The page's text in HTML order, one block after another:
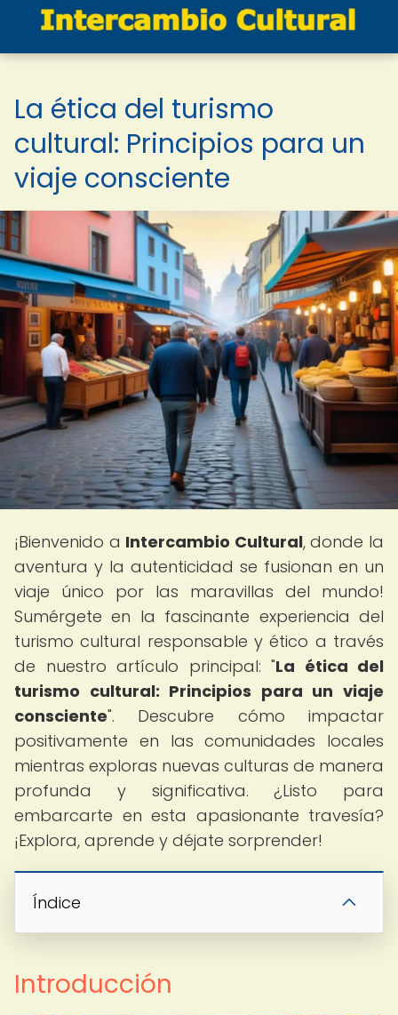
La ética del turismo
cultural: Principios para un
viaje consciente
¡Bienvenido a Intercambio Cultural, donde la
aventura y la autenticidad se fusionan en un
viaje único por las maravillas del mundo!
Sumérgete en la fascinante experiencia del
turismo cultural responsable y ético a través
de nuestro artículo principal: "La ética del
turismo cultural: Principios para un viaje
consciente". Descubre cómo impactar
positivamente en las comunidades locales
mientras exploras nuevas culturas de manera
profunda y significativa. ¿Listo para
embarcarte en esta apasionante travesía?
¡Explora, aprende y déjate sorprender!
Índice
Introducción